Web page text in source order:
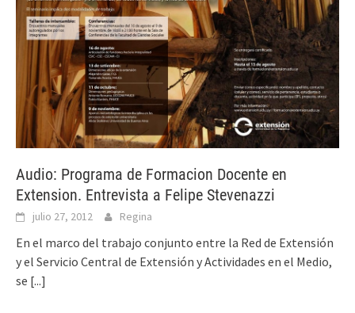
Audio: Programa de Formacion Docente en
Extension. Entrevista a Felipe Stevenazzi
julio 27, 2012 Regina
En el marco del trabajo conjunto entre la Red de Extensión
y el Servicio Central de Extensión y Actividades en el Medio,
se [...]